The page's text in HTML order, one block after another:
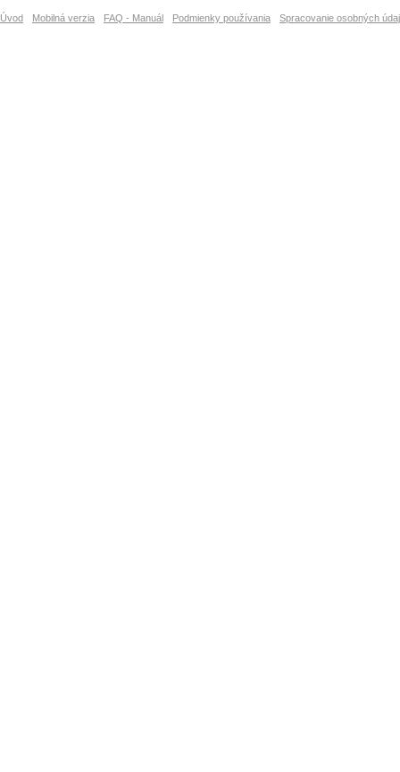
Úvod Mobilná verzia FAQ - Manuál Podmienky používania Spracovanie osobných